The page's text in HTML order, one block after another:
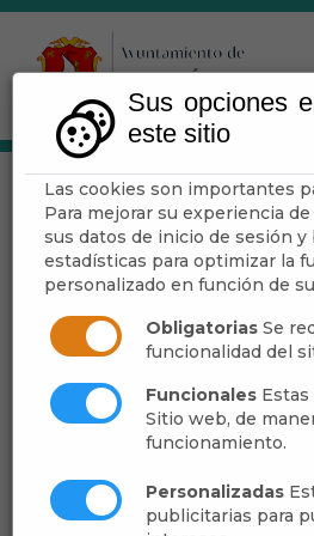
Sus opciones
este sitio
Las cookies son importantes
Para mejorar su experiencia
sus datos de inicio de sesión
estadísticas para optimizar la
personalizado en función de
Obligatorias Se
funcionalidad del
Funcionales
Sitio web, de
funcionamiento.
Personalizadas
publicitarias para
161
NACIMIENTO
JOSE MARIA
Escuchar